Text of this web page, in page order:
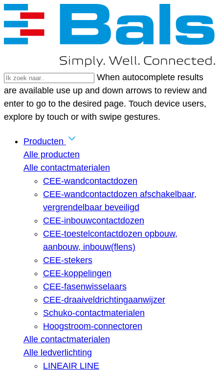
When autocomplete results
are available use up and down arrows to review and
enter to go to the desired page. Touch device users,
explore by touch or with swipe gestures.
Producten
Alle producten
Alle contactmaterialen
CEE-wandcontactdozen
CEE-wandcontactdozen afschakelbaar,
vergrendelbaar beveiligd
CEE-inbouwcontactdozen
CEE-toestelcontactdozen opbouw,
aanbouw, inbouw(flens)
CEE-stekers
CEE-koppelingen
CEE-fasenwisselaars
CEE-draaiveldrichtingaanwijzer
Schuko-contactmaterialen
Hoogstroom-connectoren
Alle contactmaterialen
Alle ledverlichting
LINEAIR LINE